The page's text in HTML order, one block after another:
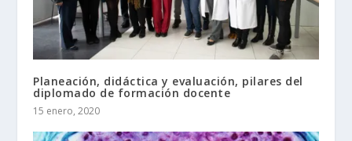
Planeación, didáctica y evaluación, pilares del
diplomado de formación docente
15 enero, 2020